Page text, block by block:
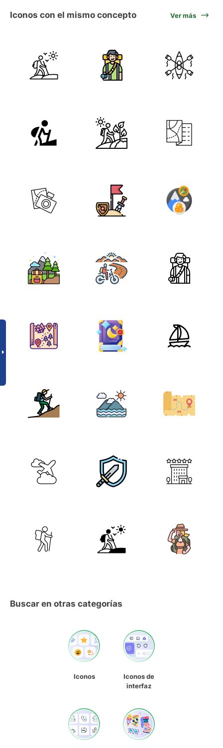
Iconos con el mismo concepto Ver más
Buscar en otras categorías
Iconos
Iconos de
interfaz